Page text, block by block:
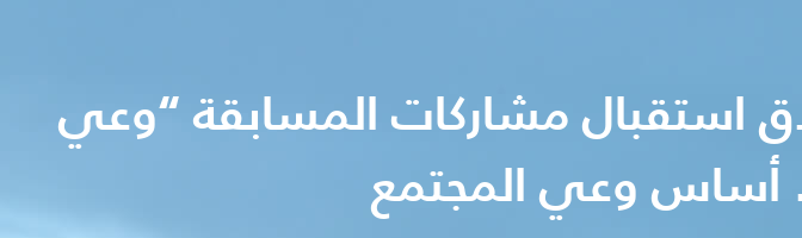
استقبال مشاركات المسابقة “وعي